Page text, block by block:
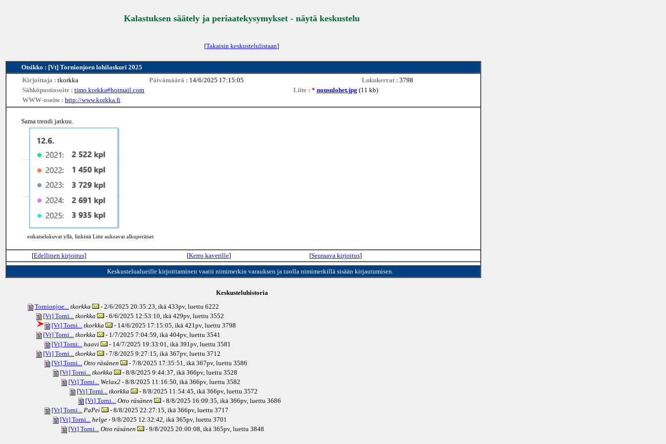
Kalastuksen säätely ja periaatekysymykset - näytä keskustelu
[Takaisin keskustelulistaan]
Otsikko : [Vt] Tornionjoen lohilaskuri 2025
Kirjoittaja : tkorkka Päivämäärä : 14/6/2025 17:15:05 Lukukerrat : 3798
Sähköpostiosoite : timo.korkka#hotmail.com Liite : * nousulohet.jpg (11 kb)
WWW-osoite : http://www.korkka.fi
Sama trendi jatkuu.
esikatselukuvat yllä, linkistä Liite aukeavat alkuperäiset
[Edellinen kirjoitus] [Kerro kaverille] [Seuraava kirjoitus]
Keskustelualueille kirjoittaminen vaatii nimimerkin varauksen ja tuolla nimimerkillä sisään kirjautumisen.
Keskusteluhistoria
Tornionjoe... tkorkka - 2/6/2025 20:35:23, ikä 433pv, luettu 6222
[Vt] Torni... tkorkka - 6/6/2025 12:53:10, ikä 429pv, luettu 3552
[Vt] Torni... tkorkka - 14/6/2025 17:15:05, ikä 421pv, luettu 3798
[Vt] Torni... tkorkka - 1/7/2025 7:04:59, ikä 404pv, luettu 3541
[Vt] Torni... haavi - 14/7/2025 19:33:01, ikä 391pv, luettu 3581
[Vt] Torni... tkorkka - 7/8/2025 9:27:15, ikä 367pv, luettu 3712
[Vt] Torni... Otto räsänen - 7/8/2025 17:35:51, ikä 367pv, luettu 3586
[Vt] Torni... tkorkka - 8/8/2025 9:44:37, ikä 366pv, luettu 3528
[Vt] Torni... Welax2 - 8/8/2025 11:16:50, ikä 366pv, luettu 3582
[Vt] Torni... tkorkka - 8/8/2025 11:54:45, ikä 366pv, luettu 3572
[Vt] Torni... Otto räsänen - 8/8/2025 16:09:35, ikä 366pv, luettu 3686
[Vt] Torni... PaPei - 8/8/2025 22:27:15, ikä 366pv, luettu 3717
[Vt] Torni... helge - 9/8/2025 12:32:42, ikä 365pv, luettu 3701
[Vt] Torni... Otto räsänen - 9/8/2025 20:00:08, ikä 365pv, luettu 3848